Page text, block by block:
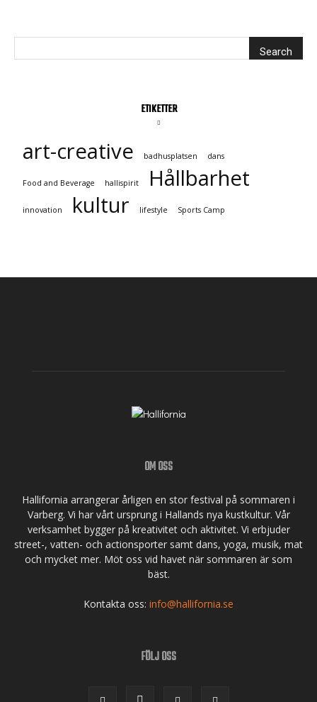
ETIKETTER
art-creative badhusplatsen dans
Food and Beverage hallispirit Hållbarhet
innovation kultur lifestyle Sports Camp
OM OSS
Hallifornia arrangerar årligen en stor festival på sommaren i
Varberg. Vi har vårt ursprung i Hallands nya kustkultur. Vår
verksamhet bygger på kreativitet och aktivitet. Vi erbjuder
street-, vatten- och actionsporter samt dans, yoga, musik, mat
och mycket mer. Möt oss vid havet när sommaren är som
bäst.
Kontakta oss: info@hallifornia.se
FÖLJ OSS